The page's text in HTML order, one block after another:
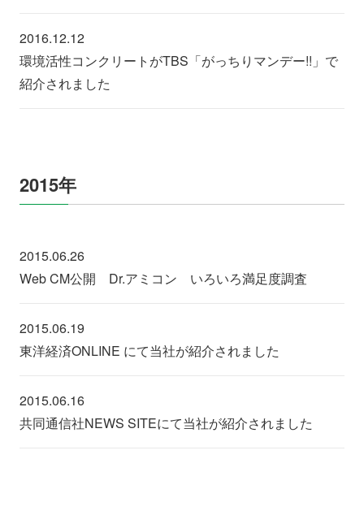
2016.12.12
環境活性コンクリートがTBS「がっちりマンデー!!」で
紹介されました
2015年
2015.06.26
Web CM公開 Dr.アミコン いろいろ満足度調査
2015.06.19
東洋経済ONLINE にて当社が紹介されました
2015.06.16
共同通信社NEWS SITEにて当社が紹介されました